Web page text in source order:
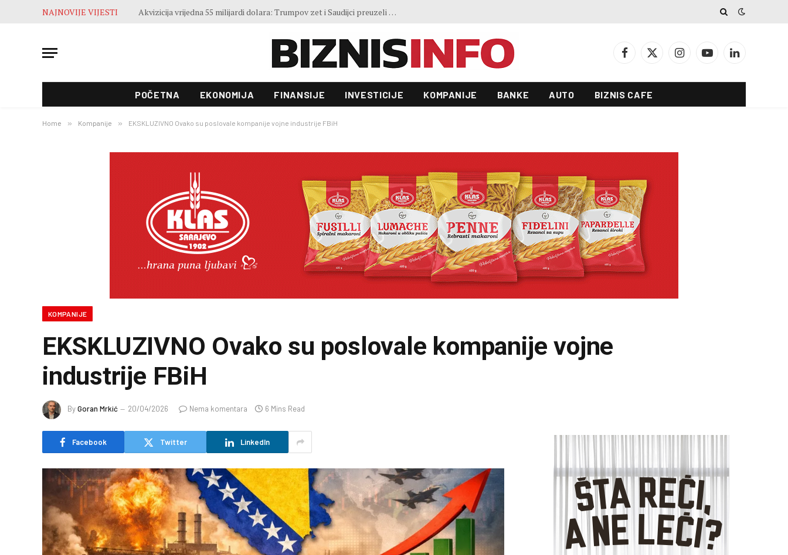
NAJNOVIJE VIJESTI Četvrto ljeto zaredom Trg slobode postaje Naše mjesto – Bingo Ljetno kino Tuzla
Facebook
X
InstagramYouTubeLinkedIn
POČETNA EKONOMIJA FINANSIJE INVESTICIJE KOMPANIJE BANKE AUTO BIZNIS CAFE
Home » Kompanije » EKSKLUZIVNO Ovako su poslovale kompanije vojne industrije FBiH
KOMPANIJE
EKSKLUZIVNO Ovako su poslovale kompanije vojne
industrije FBiH
ByGoran Mrkić 20/04/2026 Nema komentara 6 Mins Read
Facebook Twitter LinkedIn